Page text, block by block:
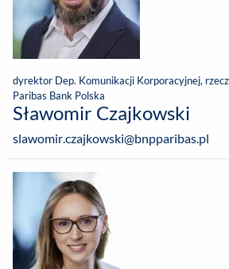
dyrektor Dep. Komunikacji Korporacyjnej,
Paribas Bank Polska
Sławomir Czajkowski
slawomir.czajkowski@bnpparibas.pl